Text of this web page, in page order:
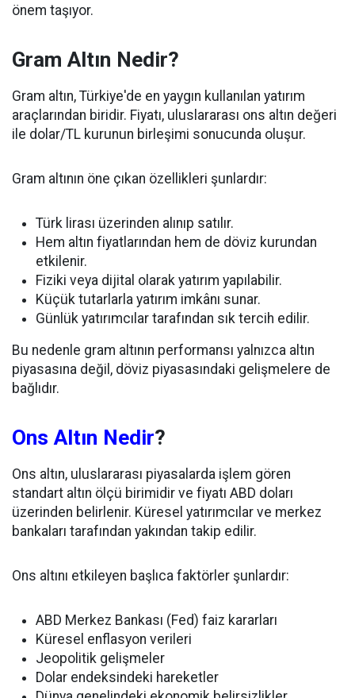
önem taşıyor.
Gram Altın Nedir?
Gram altın, Türkiye'de en yaygın kullanılan yatırım
araçlarından biridir. Fiyatı, uluslararası ons altın değeri
ile dolar/TL kurunun birleşimi sonucunda oluşur.
Gram altının öne çıkan özellikleri şunlardır:
Türk lirası üzerinden alınıp satılır.
Hem altın fiyatlarından hem de döviz kurundan
etkilenir.
Fiziki veya dijital olarak yatırım yapılabilir.
Küçük tutarlarla yatırım imkânı sunar.
Günlük yatırımcılar tarafından sık tercih edilir.
Bu nedenle gram altının performansı yalnızca altın
piyasasına değil, döviz piyasasındaki gelişmelere de
bağlıdır.
Ons Altın Nedir?
Ons altın, uluslararası piyasalarda işlem gören
standart altın ölçü birimidir ve fiyatı ABD doları
üzerinden belirlenir. Küresel yatırımcılar ve merkez
bankaları tarafından yakından takip edilir.
Ons altını etkileyen başlıca faktörler şunlardır:
ABD Merkez Bankası (Fed) faiz kararları
Küresel enflasyon verileri
Jeopolitik gelişmeler
Dolar endeksindeki hareketler